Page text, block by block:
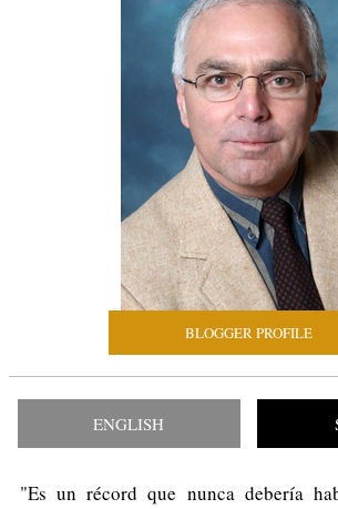
BLOGGER PROFILE
ENGLISH
"Es un récord que nunca debería